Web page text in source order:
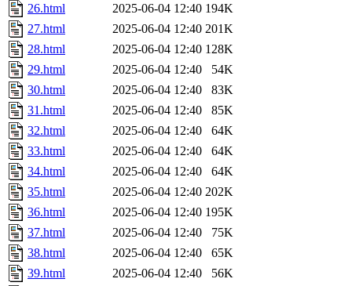
26.html
2025-06-04 12:40 194K
27.html
2025-06-04 12:40 201K
28.html
2025-06-04 12:40 128K
29.html
2025-06-04 12:40
54K
30.html
2025-06-04 12:40
83K
31.html
2025-06-04 12:40
85K
32.html
2025-06-04 12:40
64K
33.html
2025-06-04 12:40
64K
34.html
2025-06-04 12:40
64K
35.html
2025-06-04 12:40 202K
36.html
2025-06-04 12:40 195K
37.html
2025-06-04 12:40
75K
38.html
2025-06-04 12:40
65K
39.html
2025-06-04 12:40
56K